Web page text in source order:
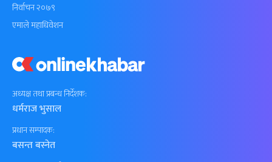
अध्यक्ष तथा प्रबन्ध निर्देशक:
धर्मराज भुसाल
प्रधान सम्पादक:
बसन्त बस्नेत
निर्वाचन २०७९
एमाले महाधिवेशन